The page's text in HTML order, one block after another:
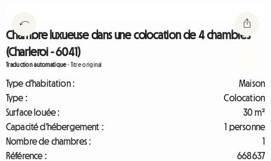
Chambre luxueuse dans une colocation de 4 chambres
(Charleroi - 6041)
Traduction automatique-Titre original
Type d'habitation :
Maison
Type :
Colocation
Surface louée :
30 m²
Capacité d'hébergement :
1 personne
Nombre de chambres :
1
Référence :
668637